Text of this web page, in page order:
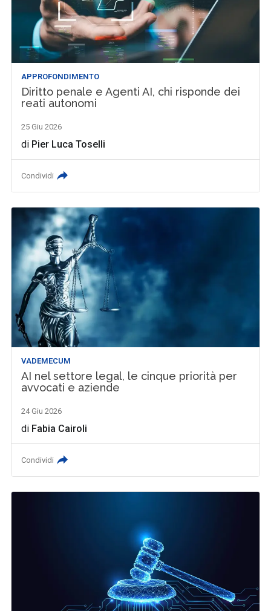
APPROFONDIMENTO
Diritto penale e Agenti AI, chi risponde dei
reati autonomi
25 Giu 2026
di Pier Luca Toselli
Condividi
VADEMECUM
AI nel settore legal, le cinque priorità per
avvocati e aziende
24 Giu 2026
di Fabia Cairoli
Condividi